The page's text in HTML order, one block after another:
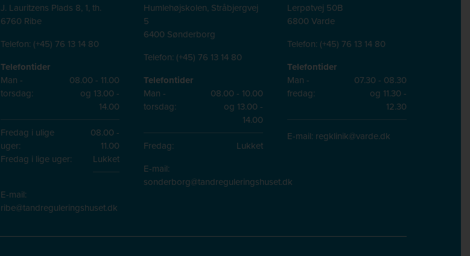
J. Lauritzens Plads 8, 1, th.
6760 Ribe
Telefon: (+45) 76 13 14 80
Telefontider
Man -
torsdag:
08.00 - 11.00
og 13.00 -
14.00
Fredag i ulige
uger:
08.00 -
11.00
Fredag i lige uger:
Lukket
E-mail:
ribe@tandreguleringshuset.dk
Humlehøjskolen, Stråbjergvej
5
6400 Sønderborg
Telefon: (+45) 76 13 14 80
Telefontider
Man -
torsdag:
08.00 - 10.00
og 13.00 -
14.00
Fredag:
Lukket
E-mail:
sonderborg@tandreguleringshuset.dk
Lerpøtvej 50B
6800 Varde
Telefon: (+45) 76 13 14 80
Telefontider
Man -
fredag:
07.30 - 08.30
og 11.30 -
12.30
E-mail: regklinik@varde.dk